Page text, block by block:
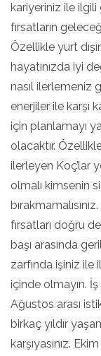
kariyeriniz ile
fırsatların
Özellikle yurt
hayatınızda iyi
nasıl ilerlemeniz
enerjiler ile karşı
için planlamayı
olacaktır.
ilerleyen Koç’lar
olmalı kimsenin
fırsatları doğru
başı arasında
zarfında işiniz ile
içinde olmayın.
Ağustos arası
birkaç yıldır
karşıyasınız.